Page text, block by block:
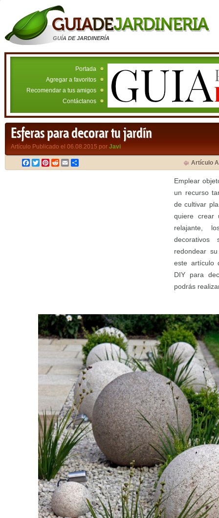
GUÍA DE JARDINERÍA
Portada
Agregar a favoritos
Recomendar a tus amigos
Contáctanos
Esferas para decorar tu jardín
Artículo Publicado el 06.08.2015 por Javi
Facebook
TwitterPinterest
RedditEmail Artículo
Emplear
un recurso
de cultivar
quiere crear
relajante,
redondear
este artículo
DIY para
podrás